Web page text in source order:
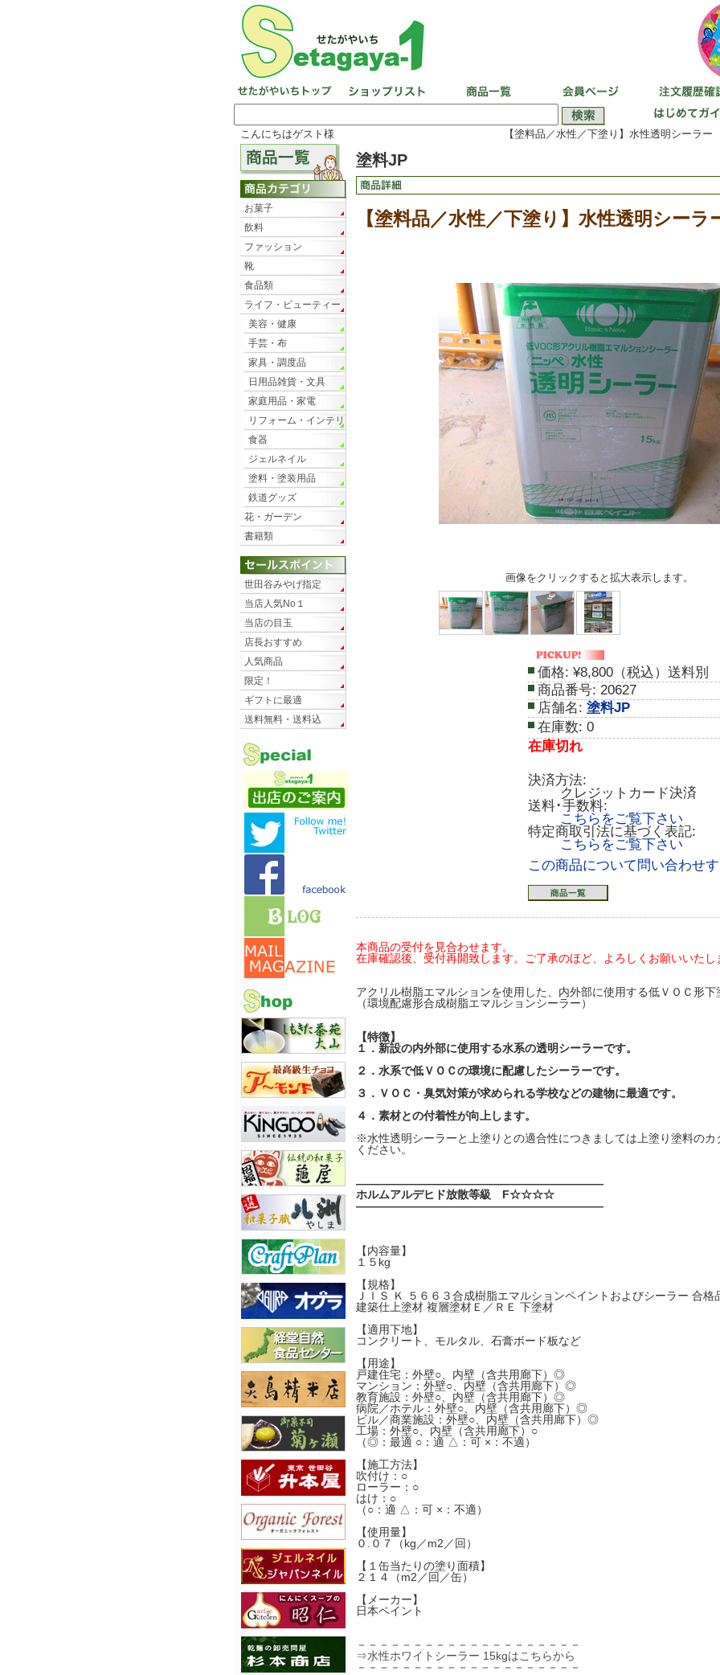
こんにちはゲスト様 【塗料品／水性／下塗り】水性透明シーラ
塗料JP
【塗料品／水性／下塗り】水性透明シー
画像をクリックすると拡大表示します。
価格: ¥8,800（税込）送料別
商品番号: 20627
店舗名: 塗料JP
在庫数: 0
在庫切れ
決済方法:
クレジットカード決済
送料･手数料:
こちらをご覧下さい
特定商取引法に基づく表記:
こちらをご覧下さい
この商品について問い合わせ
本商品の受付を見合わせます。
在庫確認後、受付再開致します。ご了承のほど、よろしくお願いいた
アクリル樹脂エマルションを使用した、内外部に使用する低ＶＯＣ形下
（環境配慮形合成樹脂エマルションシーラー）
【特徴】
１．新設の内外部に使用する水系の透明シーラーです。
２．水系で低ＶＯＣの環境に配慮したシーラーです。
３．ＶＯＣ・臭気対策が求められる学校などの建物に最適です。
４．素材との付着性が向上します。
※水性透明シーラーと上塗りとの適合性につきましては上塗り塗料のカ
ください。
――――――――――――――――――――――
ホルムアルデヒド放散等級 F☆☆☆☆
――――――――――――――――――――――
【内容量】
１５kg
【規格】
ＪＩＳ Ｋ ５６６３合成樹脂エマルションペイントおよびシーラー 合格
建築仕上塗材 複層塗材Ｅ／ＲＥ 下塗材
【適用下地】
コンクリート、モルタル、石膏ボード板など
【用途】
戸建住宅：外壁○、内壁（含共用廊下）◎
マンション：外壁○、内壁（含共用廊下）◎
教育施設：外壁○、内壁（含共用廊下）◎
病院／ホテル：外壁○、内壁（含共用廊下）◎
ビル／商業施設：外壁○、内壁（含共用廊下）◎
工場：外壁○、内壁（含共用廊下）○
（◎：最適 ○：適 △：可 ×：不適）
【施工方法】
吹付け：○
ローラー：○
はけ：○
（○：適 △：可 ×：不適）
【使用量】
０.０７（kg／m2／回）
【１缶当たりの塗り面積】
２１４（m2／回／缶）
【メーカー】
日本ペイント
－－－－－－－－－－－－－－－－－－－－
⇒水性ホワイトシーラー 15kgはこちらから
－－－－－－－－－－－－－－－－－－－－
お菓子
飲料
ファッション
靴
食品類
ライフ・ビューティー
美容・健康
手芸・布
家具・調度品
日用品雑貨・文具
家庭用品・家電
リフォーム・インテリ
ア
食器
ジェルネイル
塗料・塗装用品
鉄道グッズ
花・ガーデン
書籍類
世田谷みやげ指定
当店人気No１
当店の目玉
店長おすすめ
人気商品
限定！
ギフトに最適
送料無料・送料込